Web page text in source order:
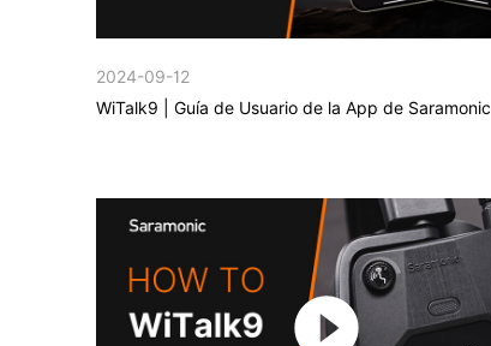
2024-09-12
WiTalk9 | Guía de Usuario de la App de Saramonic